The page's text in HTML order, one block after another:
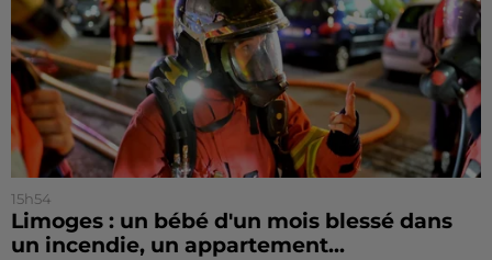
15h54
Limoges : un bébé d'un mois blessé dans
un incendie, un appartement...